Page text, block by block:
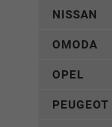
NISSAN
OMODA
OPEL
PEUGEOT